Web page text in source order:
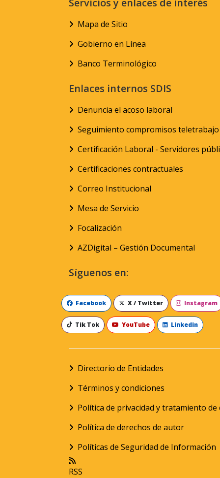
Servicios y enlaces de interés
Mapa de Sitio
Gobierno en Línea
Banco Terminológico
Enlaces internos SDIS
Denuncia el acoso laboral
Seguimiento compromisos teletrabajo
Certificación Laboral - Servidores
Certificaciones contractuales
Correo Institucional
Mesa de Servicio
Focalización
AZDigital – Gestión Documental
Síguenos en:
Facebook X / Twitter Instagram
Tik Tok YouTube Linkedin
Directorio de Entidades
Términos y condiciones
Política de privacidad y tratamiento
Política de derechos de autor
Políticas de Seguridad de Información
RSS